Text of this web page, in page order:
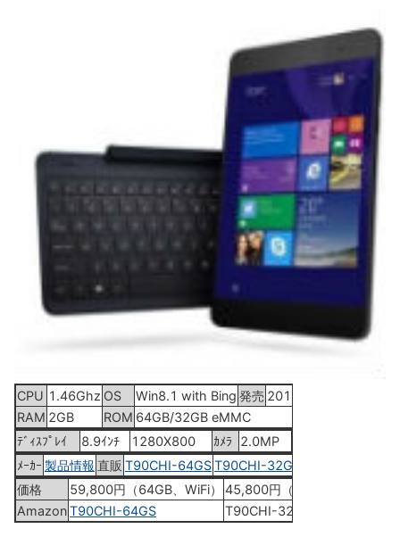
CPU 1.46Ghz OS Win8.1 with Bing 発売 2015年3月上旬
RAM 2GB ROM 64GB/32GB eMMC
ﾃﾞｨｽﾌﾟﾚｲ
8.9ｲﾝﾁ 1280X800 ｶﾒﾗ
2.0MP
ﾒｰｶｰ 製品情報 直販 T90CHI-64GST90CHI-32G
価格
59,800円（64GB、WiFi）
45,800円（32GB、WiFi）
AmazonT90CHI-64GS T90CHI-32G